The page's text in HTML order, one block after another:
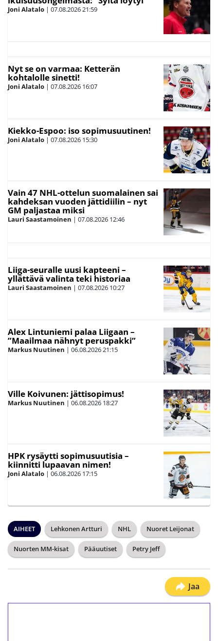
Joni Alatalo | 07.08.202621:59
Nyt se on varmaa: Ketterän
kohtalolle sinetti!
Joni Alatalo | 07.08.2026 16:07
Kiekko-Espoo: iso sopimusuutinen!
Joni Alatalo | 07.08.2026 15:30
Vain 47 NHL-ottelun suomalainen sai
kahdeksan vuoden jättidiilin – nyt
GM paljastaa miksi
Lauri Saastamoinen | 07.08.2026 12:46
Liiga-seuralle uusi kapteeni –
yllättävä valinta teki historiaa
Lauri Saastamoinen | 07.08.2026 10:27
Alex Lintuniemi palaa Liigaan –
”Maailmaa nähnyt peruspakki”
Markus Nuutinen | 06.08.202621:15
Ville Koivunen: jättisopimus!
Markus Nuutinen | 06.08.2026 18:27
HPK rysäytti sopimusuutisia –
kiinnitti lupaavan nimen!
Joni Alatalo | 06.08.2026 17:15
AIHEET Lehkonen Artturi NHL Nuoret Leijonat
Nuorten MM-kisat Pääuutiset Petry Jeff
Jaa